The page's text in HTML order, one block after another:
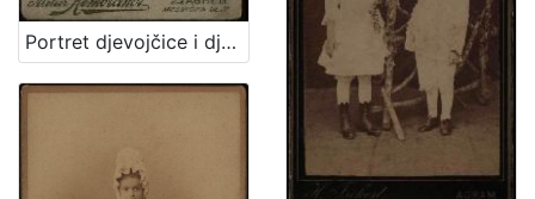
Portret djevojčice i dječaka / Atelier Rembrandt